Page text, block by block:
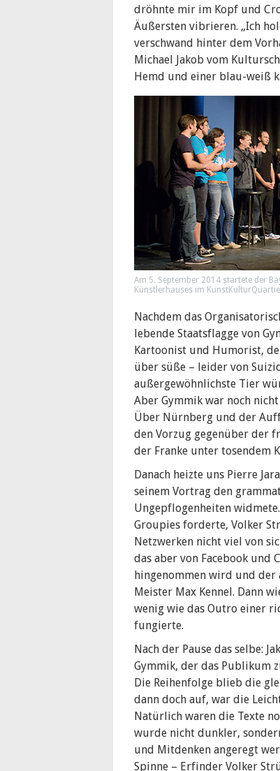
dröhnte mir im Kopf und
Äußersten vibrieren. „Ich
verschwand hinter dem
Michael Jakob vom
Hemd und einer blau-weiß
Am 5. September 2014 startete der
Künstlerhauses im
Nachdem das
lebende Staatsflagge von
Kartoonist und Humorist,
über süße – leider von
außergewöhnlichste Tier
Aber Gymmik war noch
Über Nürnberg und der
den Vorzug gegenüber der
der Franke unter tosendem
Danach heizte uns Pierre
seinem Vortrag den
Ungepflogenheiten
Groupies forderte, Volker
Netzwerken nicht viel von
das aber von Facebook und
hingenommen wird und der
Meister Max Kennel. Dann
wenig wie das Outro einer
fungierte.
Nach der Pause das selbe:
Gymmik, der das Publikum
Die Reihenfolge blieb die
dann doch auf, war die
Natürlich waren die Texte
wurde nicht dunkler,
und Mitdenken angeregt
Spinne – Erfinder Volker